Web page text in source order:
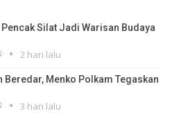
Silat Jadi Warisan Budaya
2 hari lalu
Beredar, Menko Polkam Tegaskan
3 hari lalu